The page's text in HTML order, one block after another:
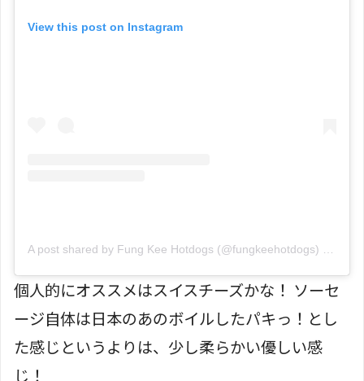
View this post on Instagram
A post shared by Fung Kee Hotdogs (@fungkeehotdogs)
個人的にオススメはスイスチーズかな！ ソーセ
ージ自体は日本のあのボイルしたパキっ！とし
た感じというよりは、少し柔らかい優しい感
じ！